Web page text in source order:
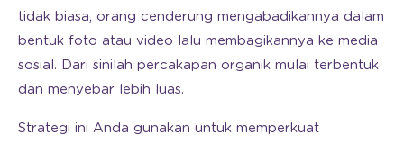
tidak biasa, orang cenderung mengabadikannya dalam
bentuk foto atau video lalu membagikannya ke media
sosial. Dari sinilah percakapan organik mulai terbentuk
dan menyebar lebih luas.
Strategi ini Anda gunakan untuk memperkuat